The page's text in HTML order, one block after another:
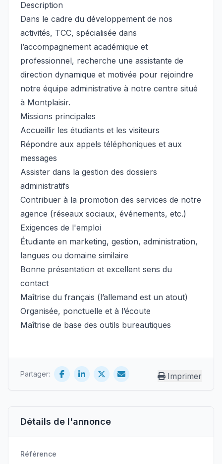
Détails de l'annonce
Référence
Description
Dans le cadre du développement de nos
activités, TCC, spécialisée dans
l’accompagnement académique et
professionnel, recherche une assistante de
direction dynamique et motivée pour rejoindre
notre équipe administrative à notre centre situé
à Montplaisir.
Missions principales
Accueillir les étudiants et les visiteurs
Répondre aux appels téléphoniques et aux
messages
Assister dans la gestion des dossiers
administratifs
Contribuer à la promotion des services de notre
agence (réseaux sociaux, événements, etc.)
Exigences de l'emploi
Étudiante en marketing, gestion, administration,
langues ou domaine similaire
Bonne présentation et excellent sens du
contact
Maîtrise du français (l’allemand est un atout)
Organisée, ponctuelle et à l’écoute
Maîtrise de base des outils bureautiques
Partager: Imprimer